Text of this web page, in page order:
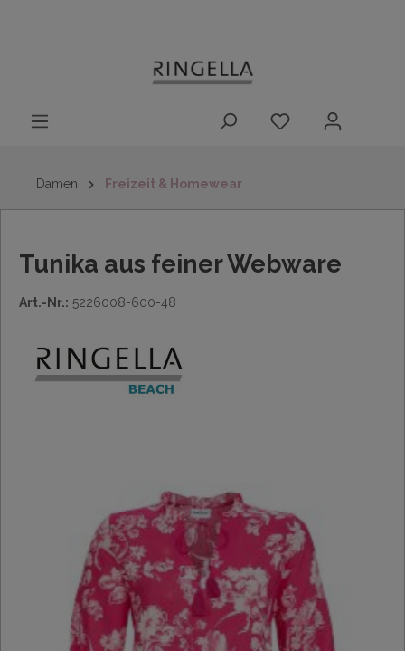
Damen Freizeit & Homewear
Tunika aus feiner Webware
Art.-Nr.: 5226008-600-48